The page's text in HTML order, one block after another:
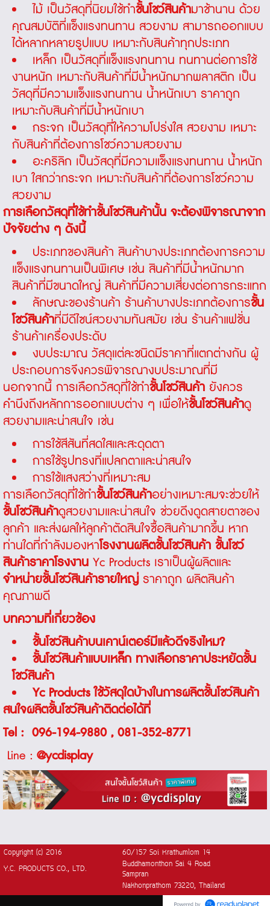
ไม้ เป็นวัสดุที่นิยมใช้ทำชั้นโชว์สินค้ามาช้านาน ด้วย
คุณสมบัติที่แข็งแรงทนทาน สวยงาม สามารถออกแบบ
ได้หลากหลายรูปแบบ เหมาะกับสินค้าทุกประเภท
เหล็ก เป็นวัสดุที่แข็งแรงทนทาน ทนทานต่อการใช้
งานหนัก เหมาะกับสินค้าที่มีน้ำหนักมากพลาสติก เป็น
วัสดุที่มีความแข็งแรงทนทาน น้ำหนักเบา ราคาถูก
เหมาะกับสินค้าที่มีน้ำหนักเบา
กระจก เป็นวัสดุที่ให้ความโปร่งใส สวยงาม เหมาะ
กับสินค้าที่ต้องการโชว์ความสวยงาม
อะคริลิก เป็นวัสดุที่มีความแข็งแรงทนทาน น้ำหนัก
เบา ใสกว่ากระจก เหมาะกับสินค้าที่ต้องการโชว์ความ
สวยงาม
การเลือกวัสดุที่ใช้ทำชั้นโชว์สินค้านั้น จะต้องพิจารณาจาก
ปัจจัยต่าง ๆ ดังนี้
ประเภทของสินค้า สินค้าบางประเภทต้องการความ
แข็งแรงทนทานเป็นพิเศษ เช่น สินค้าที่มีน้ำหนักมาก
สินค้าที่มีขนาดใหญ่ สินค้าที่มีความเสี่ยงต่อการกระแทก
ลักษณะของร้านค้า ร้านค้าบางประเภทต้องการชั้น
โชว์สินค้าที่มีดีไซน์สวยงามทันสมัย เช่น ร้านค้าแฟชั่น
ร้านค้าเครื่องประดับ
งบประมาณ วัสดุแต่ละชนิดมีราคาที่แตกต่างกัน ผู้
ประกอบการจึงควรพิจารณางบประมาณที่มี
นอกจากนี้ การเลือกวัสดุที่ใช้ทำชั้นโชว์สินค้ายังควร
คำนึงถึงหลักการออกแบบต่าง ๆ เพื่อให้ชั้นโชว์สินค้าดู
สวยงามและน่าสนใจ เช่น
การใช้สีสันที่สดใสและสะดุดตา
การใช้รูปทรงที่แปลกตาและน่าสนใจ
การใช้แสงสว่างที่เหมาะสม
การเลือกวัสดุที่ใช้ทำชั้นโชว์สินค้าอย่างเหมาะสมจะช่วยให้
ชั้นโชว์สินค้าดูสวยงามและน่าสนใจ ช่วยดึงดูดสายตาของ
ลูกค้า และส่งผลให้ลูกค้าตัดสินใจซื้อสินค้ามากขึ้น หาก
ท่านใดที่กำลังมองหาโรงงานผลิตชั้นโชว์สินค้า ชั้นโชว์
สินค้าราคาโรงงานYc Products เราเป็นผู้ผลิตและ
จำหน่ายชั้นโชว์สินค้ารายใหญ่ ราคาถูก ผลิตสินค้า
คุณภาพดี
บทความที่เกี่ยวข้อง
ชั้นโชว์สินค้าบนเคาน์เตอร์มีแล้วดีจริงไหม?
ชั้นโชว์สินค้าแบบเหล็ก ทางเลือกราคาประหยัดชั้น
โชว์สินค้า
Yc Products ใช้วัสดุใดบ้างในการผลิตชั้นโชว์สินค้า
สนใจผลิตชั้นโชว์สินค้าติดต่อได้ที่
Tel : 096-194-9880, 081-352-8771
Line : @ycdisplay
Copyright (c) 2016
60/157 Soi Krathumlom 14
Y.C. PRODUCTS CO., LTD.
Buddhamonthon Sai 4 Road
Sampran
Nakhonprathom 73220, Thailand